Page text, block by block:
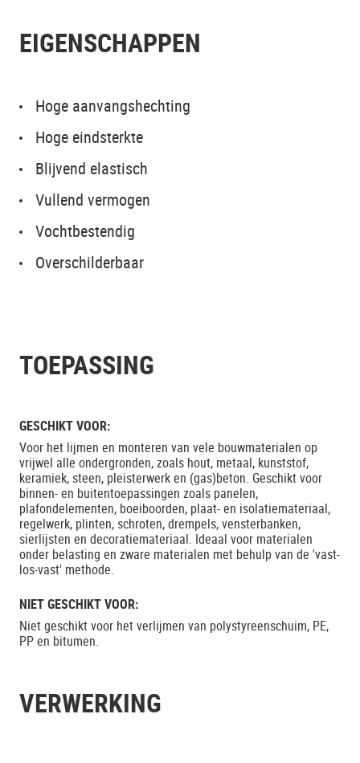
EIGENSCHAPPEN
Hoge aanvangshechting
Hoge eindsterkte
Blijvend elastisch
Vullend vermogen
Vochtbestendig
Overschilderbaar
TOEPASSING
GESCHIKT VOOR:
Voor het lijmen en monteren van vele bouwmaterialen op
vrijwel alle ondergronden, zoals hout, metaal, kunststof,
keramiek, steen, pleisterwerk en (gas)beton. Geschikt voor
binnen- en buitentoepassingen zoals panelen,
plafondelementen, boeiboorden, plaat- en isolatiemateriaal,
regelwerk, plinten, schroten, drempels, vensterbanken,
sierlijsten en decoratiemateriaal. Ideaal voor materialen
onder belasting en zware materialen met behulp van de 'vast-
los-vast' methode.
NIET GESCHIKT VOOR:
Niet geschikt voor het verlijmen van polystyreenschuim, PE,
PP en bitumen.
VERWERKING